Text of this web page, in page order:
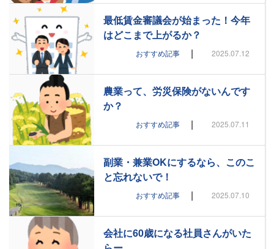
最低賃金審議会が始まった！今年
はどこまで上がるか？
おすすめ記事 | 2025.07.12
農業って、労災保険がないんです
か？
おすすめ記事 | 2025.07.11
副業・兼業OKにするなら、このこ
と忘れないで！
おすすめ記事 | 2025.07.10
会社に60歳になる社員さんがいた